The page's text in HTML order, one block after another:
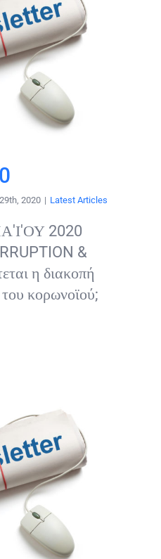
2020 | Latest Articles
2020
&
η διακοπή
του κορωνοϊού;